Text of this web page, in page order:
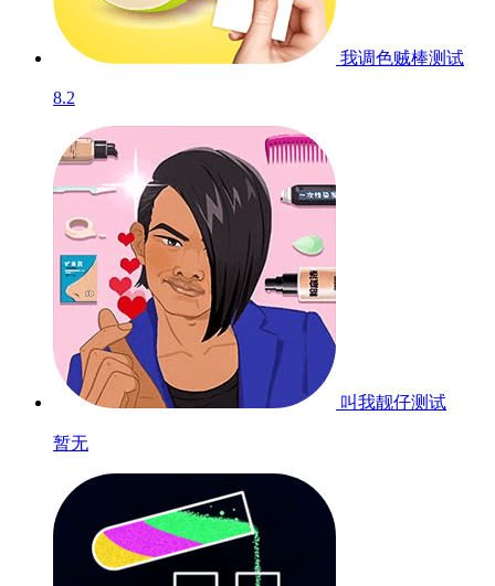
我调色贼棒测试
8.2
叫我靓仔测试
暂无